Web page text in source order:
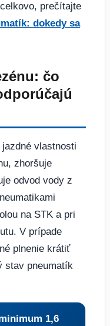
prečítajte
dokedy sa
čo
vlastnosti
zhoršuje
odvod vody z
na STK a pri
V prípade
plnenie krátiť
stav pneumatík
1,6